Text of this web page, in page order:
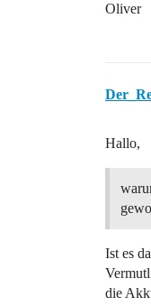
Oliver
Hallo,
Ist es
die